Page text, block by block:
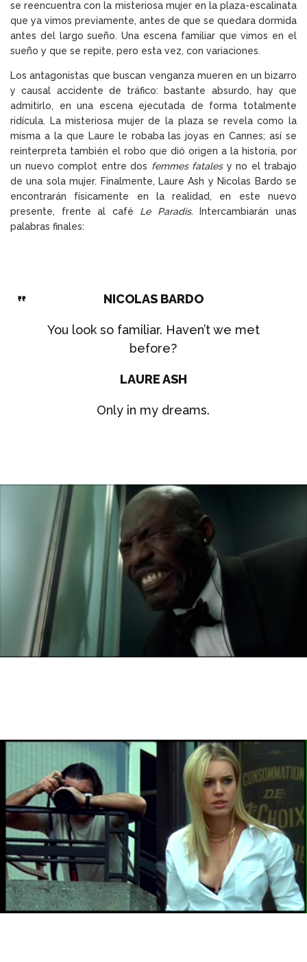
se reencuentra con la misteriosa mujer en la plaza-escalinata
que ya vimos previamente, antes de que se quedara dormida
antes del largo sueño. Una escena familiar que vimos en el
sueño y que se repite, pero esta vez, con variaciones.
Los antagonistas que buscan venganza mueren en un bizarro
y causal accidente de tráfico: bastante absurdo, hay que
admitirlo, en una escena ejecutada de forma totalmente
ridícula. La misteriosa mujer de la plaza se revela como la
misma a la que Laure le robaba las joyas en Cannes; así se
reinterpreta también el robo que dió origen a la historia, por
un nuevo complot entre dos femmes fatales y no el trabajo
de una sola mujer. Finalmente, Laure Ash y Nicolas Bardo se
encontrarán físicamente en la realidad, en este nuevo
presente, frente al café Le Paradis. Intercambiarán unas
palabras finales:
NICOLAS BARDO
You look so familiar. Haven’t we met
before?
LAURE ASH
Only in my dreams.